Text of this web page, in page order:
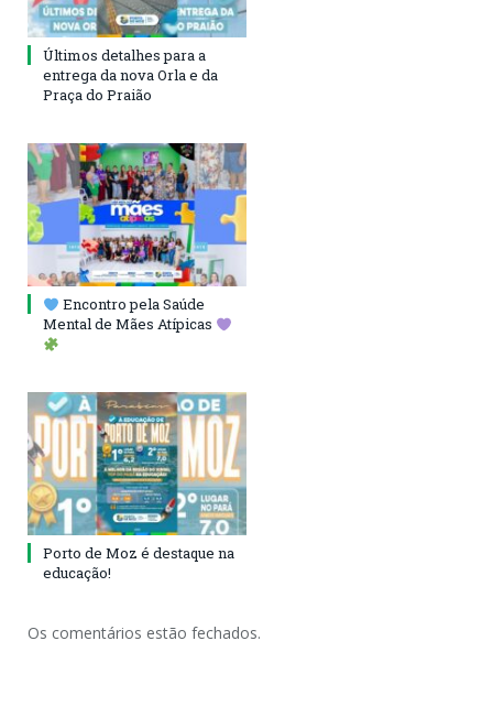
Últimos detalhes para a
entrega da nova Orla e da
Praça do Praião
Encontro pela Saúde
Mental de Mães Atípicas
Porto de Moz é destaque na
educação!
Os comentários estão fechados.